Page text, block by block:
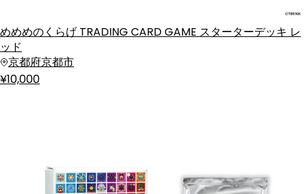
めめめのくらげ TRADING CARD GAME スターターデッキ レ
ッド
京都府京都市
¥10,000